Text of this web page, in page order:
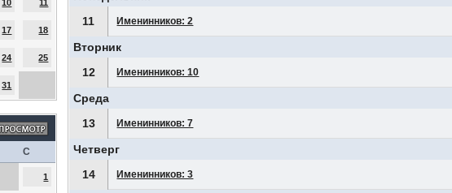
10 11
17 18
24 25
31
С
1
11
Именинников: 2
Вторник
12
Именинников: 10
Среда
13
Именинников: 7
Четверг
14
Именинников: 3